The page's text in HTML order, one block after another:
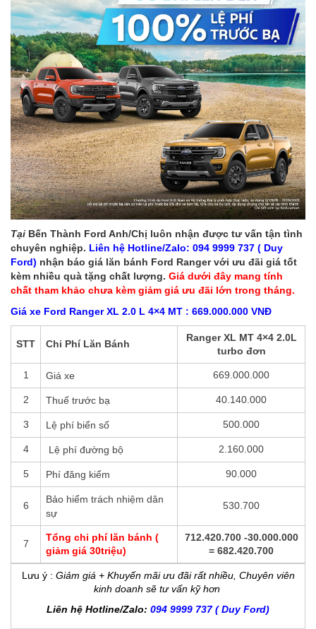
Tại Bến Thành Ford Anh/Chị luôn nhận được tư vấn tận tình
chuyên nghiệp. Liên hệ Hotline/Zalo: 094 9999 737 ( Duy
Ford) nhận báo giá lăn bánh Ford Ranger với ưu đãi giá tốt
kèm nhiều quà tặng chất lượng. Giá dưới đây mang tính
chất tham khảo chưa kèm giảm giá ưu đãi lớn trong tháng.
Giá xe Ford Ranger XL 2.0 L 4×4 MT : 669.000.000 VNĐ
STT Chi Phí Lăn Bánh
Ranger XL MT 4×4 2.0L
turbo đơn
1 Giá xe 669.000.000
2 Thuế trước bạ 40.140.000
3 Lệ phí biển số 500.000
4 Lệ phí đường bộ 2.160.000
5 Phí đăng kiểm 90.000
6
Bảo hiểm trách nhiệm dân
sự
530.700
7
Tổng chi phí lăn bánh (
giảm giá 30triệu)
712.420.700 -30.000.000
= 682.420.700
Lưu ý: Giảm giá + Khuyến mãi ưu đãi rất nhiều, Chuyên viên
kinh doanh sẽ tư vấn kỹ hơn
Liên hệ Hotline/Zalo: 094 9999 737 ( Duy Ford)